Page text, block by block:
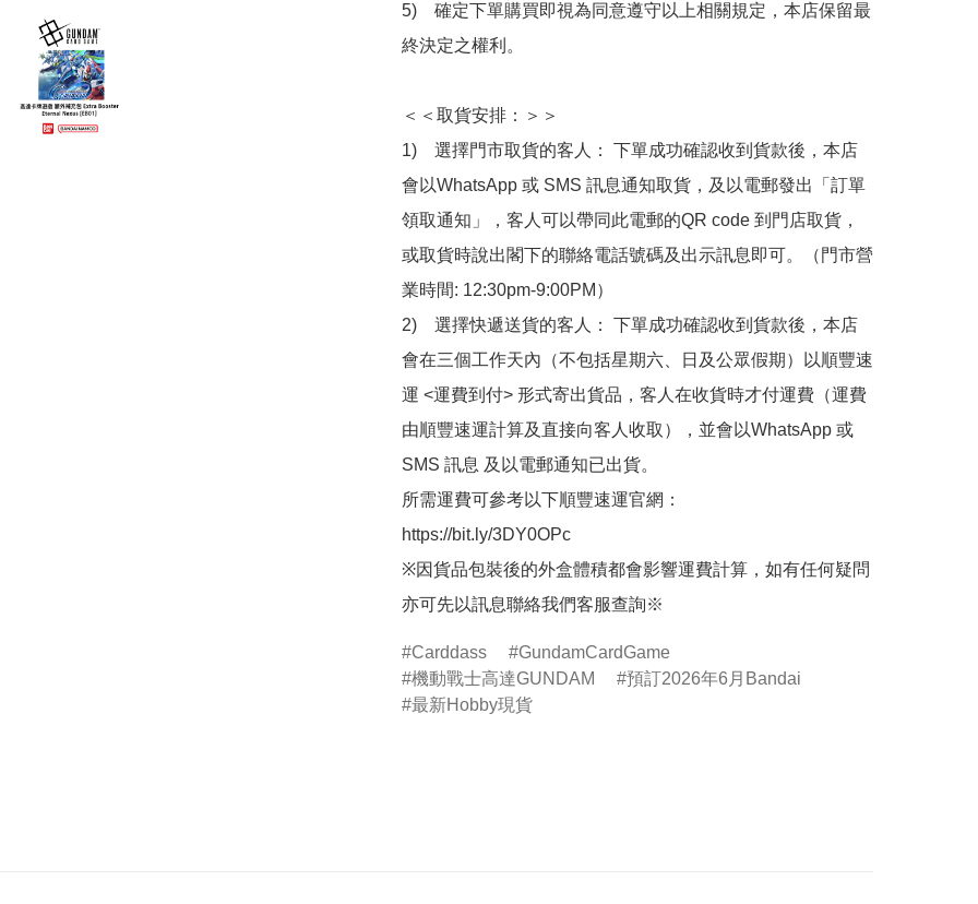
5)　確定下單購買即視為同意遵守以上相關規定，本店保留最
終決定之權利。
＜＜取貨安排：＞＞
1)　選擇門市取貨的客人： 下單成功確認收到貨款後，本店
會以WhatsApp 或 SMS 訊息通知取貨，及以電郵發出「訂單
領取通知」，客人可以帶同此電郵的QR code 到門店取貨，
或取貨時說出閣下的聯絡電話號碼及出示訊息即可。（門市營
業時間: 12:30pm-9:00PM）
2)　選擇快遞送貨的客人： 下單成功確認收到貨款後，本店
會在三個工作天內（不包括星期六、日及公眾假期）以順豐速
運 <運費到付> 形式寄出貨品，客人在收貨時才付運費（運費
由順豐速運計算及直接向客人收取），並會以WhatsApp 或
SMS 訊息 及以電郵通知已出貨。
所需運費可參考以下順豐速運官網：
https://bit.ly/3DY0OPc
※因貨品包裝後的外盒體積都會影響運費計算，如有任何疑問
亦可先以訊息聯絡我們客服查詢※
Carddass
GundamCardGame
機動戰士高達GUNDAM
預訂2026年6月Bandai
最新Hobby現貨